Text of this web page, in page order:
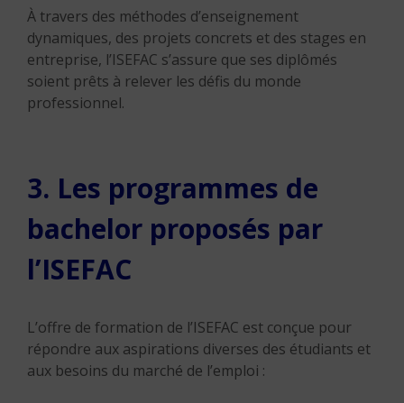
À travers des méthodes d’enseignement
dynamiques, des projets concrets et des stages en
entreprise, l’ISEFAC s’assure que ses diplômés
soient prêts à relever les défis du monde
professionnel.
3. Les programmes de
bachelor proposés par
l’ISEFAC
L’offre de formation de l’ISEFAC est conçue pour
répondre aux aspirations diverses des étudiants et
aux besoins du marché de l’emploi :